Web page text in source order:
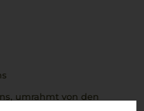
umrahmt von den